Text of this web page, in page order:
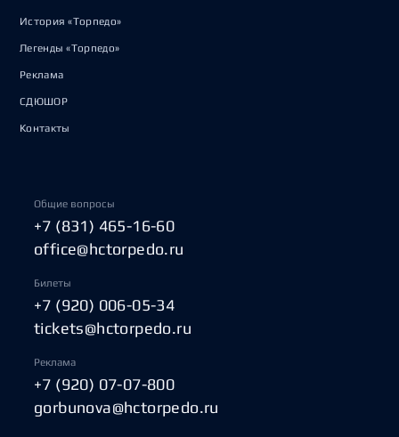
История «Торпедо»
Легенды «Торпедо»
Реклама
СДЮШОР
Контакты
Общие вопросы
+7 (831) 465-16-60
office@hctorpedo.ru
Билеты
+7 (920) 006-05-34
tickets@hctorpedo.ru
Реклама
+7 (920) 07-07-800
gorbunova@hctorpedo.ru